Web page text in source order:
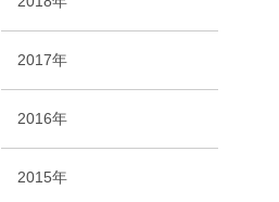
2017年
2016年
2015年